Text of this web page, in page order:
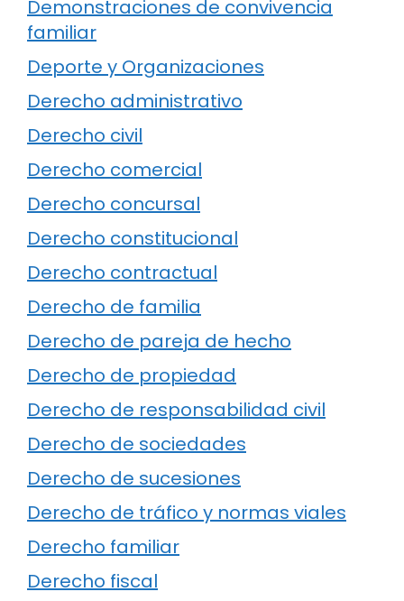
Demonstraciones de convivencia
familiar
Deporte y Organizaciones
Derecho administrativo
Derecho civil
Derecho comercial
Derecho concursal
Derecho constitucional
Derecho contractual
Derecho de familia
Derecho de pareja de hecho
Derecho de propiedad
Derecho de responsabilidad civil
Derecho de sociedades
Derecho de sucesiones
Derecho de tráfico y normas viales
Derecho familiar
Derecho fiscal